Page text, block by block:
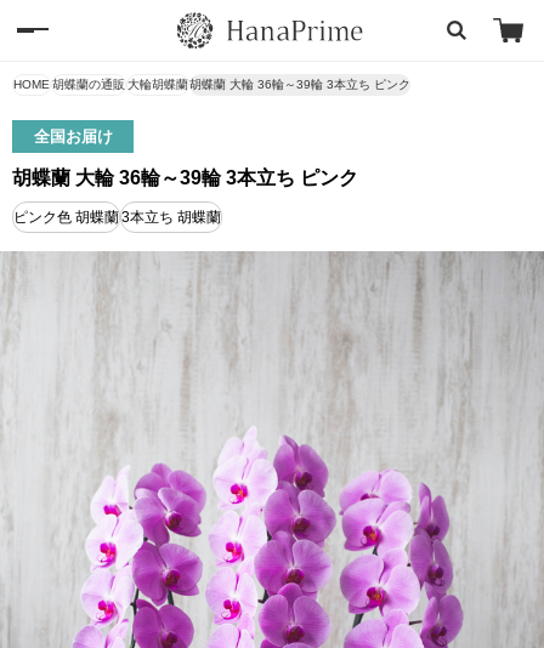
HOME 胡蝶蘭の通販 大輪胡蝶蘭胡蝶蘭 大輪 36輪～39輪 3本立ち ピンク
全国お届け
胡蝶蘭 大輪 36輪～39輪 3本立ち ピンク
ピンク色 胡蝶蘭3本立ち 胡蝶蘭